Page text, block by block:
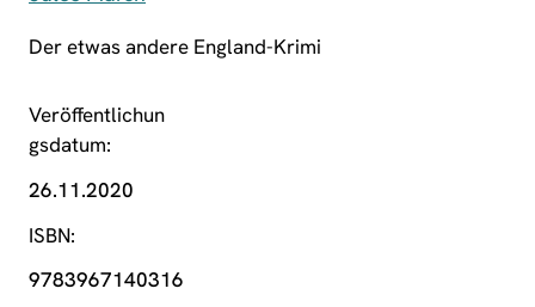
Der etwas andere England-Krimi
Veröffentlichun
gsdatum
26.11.2020
ISBN
9783967140316